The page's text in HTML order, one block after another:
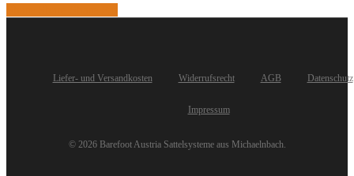
Liefer- und Versandkosten Widerrufsrecht AGB Datenschutz
Impressum
© 2026 Barefoot Austria Sattelsysteme aus Michaelnbach.